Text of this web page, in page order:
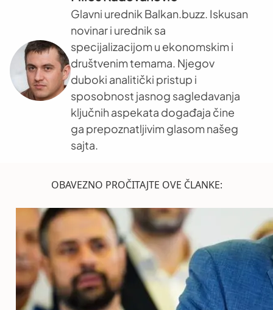
Glavni urednik Balkan.buzz. Iskusan
novinar i urednik sa
specijalizacijom u ekonomskim i
društvenim temama. Njegov
duboki analitički pristup i
sposobnost jasnog sagledavanja
ključnih aspekata događaja čine
ga prepoznatljivim glasom našeg
sajta.
OBAVEZNO PROČITAJTE OVE ČLANKE: